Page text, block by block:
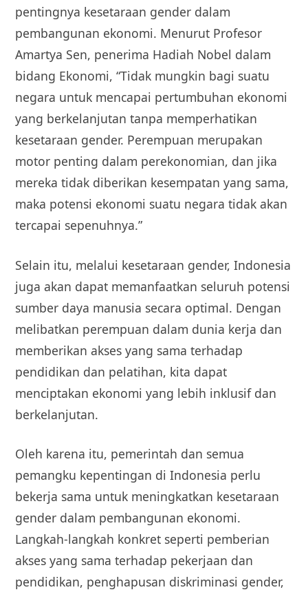
pentingnya kesetaraan gender dalam
pembangunan ekonomi. Menurut Profesor
Amartya Sen, penerima Hadiah Nobel dalam
bidang Ekonomi, “Tidak mungkin bagi suatu
negara untuk mencapai pertumbuhan ekonomi
yang berkelanjutan tanpa memperhatikan
kesetaraan gender. Perempuan merupakan
motor penting dalam perekonomian, dan jika
mereka tidak diberikan kesempatan yang sama,
maka potensi ekonomi suatu negara tidak akan
tercapai sepenuhnya.”
Selain itu, melalui kesetaraan gender, Indonesia
juga akan dapat memanfaatkan seluruh potensi
sumber daya manusia secara optimal. Dengan
melibatkan perempuan dalam dunia kerja dan
memberikan akses yang sama terhadap
pendidikan dan pelatihan, kita dapat
menciptakan ekonomi yang lebih inklusif dan
berkelanjutan.
Oleh karena itu, pemerintah dan semua
pemangku kepentingan di Indonesia perlu
bekerja sama untuk meningkatkan kesetaraan
gender dalam pembangunan ekonomi.
Langkah-langkah konkret seperti pemberian
akses yang sama terhadap pekerjaan dan
pendidikan, penghapusan diskriminasi gender,